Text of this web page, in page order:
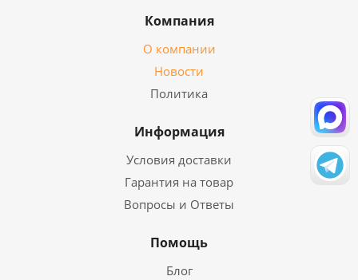
Компания
О компании
Новости
Политика
Информация
Условия доставки
Гарантия на товар
Вопросы и Ответы
Помощь
Блог